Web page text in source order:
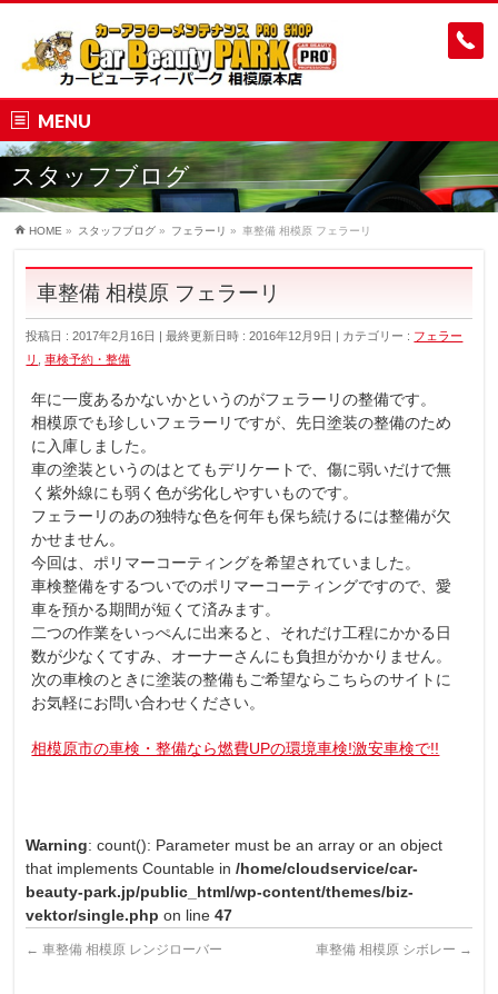
MENU
スタッフブログ
HOME » スタッフブログ » フェラーリ » 車整備 相模原 フェラーリ
車整備 相模原 フェラーリ
投稿日 : 2017年2月16日 最終更新日時 : 2016年12月9日 カテゴリー : フェラー
リ
,車検予約・整備
年に一度あるかないかというのがフェラーリの整備です。
相模原でも珍しいフェラーリですが、先日塗装の整備のため
に入庫しました。
車の塗装というのはとてもデリケートで、傷に弱いだけで無
く紫外線にも弱く色が劣化しやすいものです。
フェラーリのあの独特な色を何年も保ち続けるには整備が欠
かせません。
今回は、ポリマーコーティングを希望されていました。
車検整備をするついでのポリマーコーティングですので、愛
車を預かる期間が短くて済みます。
二つの作業をいっぺんに出来ると、それだけ工程にかかる日
数が少なくてすみ、オーナーさんにも負担がかかりません。
次の車検のときに塗装の整備もご希望ならこちらのサイトに
お気軽にお問い合わせください。
相模原市の車検・整備なら燃費UPの環境車検!激安車検で!!
Warning: count(): Parameter must be an array or an object
that implements Countable in/home/cloudservice/car-
beauty-park.jp/public_html/wp-content/themes/biz-
vektor/single.php on line47
← 車整備 相模原 レンジローバー 車整備 相模原 シボレー →